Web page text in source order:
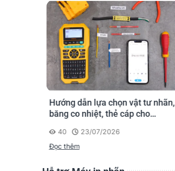
Hướng dẫn lựa chọn vật tư nhãn,
băng co nhiệt, thẻ cáp cho
40
23/07/2026
Đọc thêm